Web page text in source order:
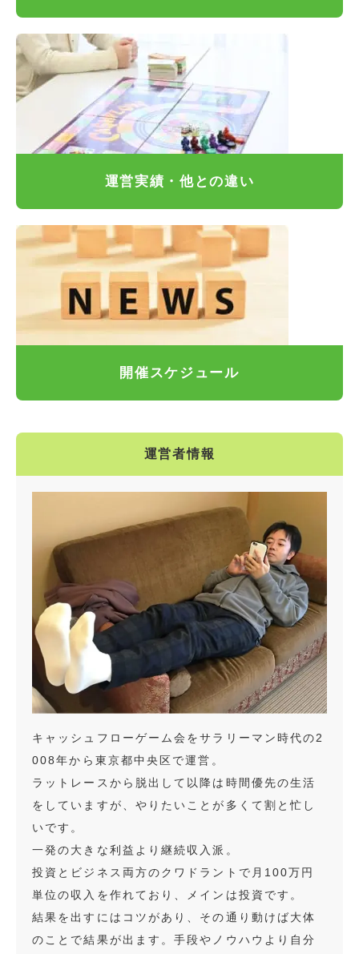
運営実績・他との違い
開催スケジュール
運営者情報
キャッシュフローゲーム会をサラリーマン時代の2
008年から東京都中央区で運営。
ラットレースから脱出して以降は時間優先の生活
をしていますが、やりたいことが多くて割と忙し
いです。
一発の大きな利益より継続収入派。
投資とビジネス両方のクワドラントで月100万円
単位の収入を作れており、メインは投資です。
結果を出すにはコツがあり、その通り動けば大体
のことで結果が出ます。手段やノウハウより自分